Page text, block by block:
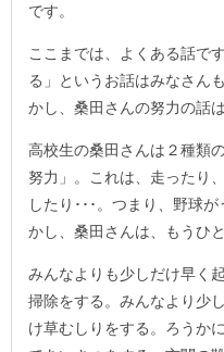
です。
ここまでは、よくある話で
る」というお話はみなさん
かし、桑田さんの努力の話
高校生の桑田さんは２種類
努力」。これは、走ったり
したり･･･。つまり、野球
かし、桑田さんは、もうひ
みんなよりも少しだけ早く
掃除をする。みんなより少
け草むしりをする。ろうか